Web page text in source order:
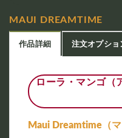
MAUI DREAMTIME
作品詳細 注文オプショ
ローラ・マンゴ（
Maui Dreamtime（